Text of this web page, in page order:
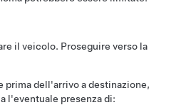
il veicolo. Proseguire verso la
prima dell'arrivo a destinazione,
l'eventuale presenza di: